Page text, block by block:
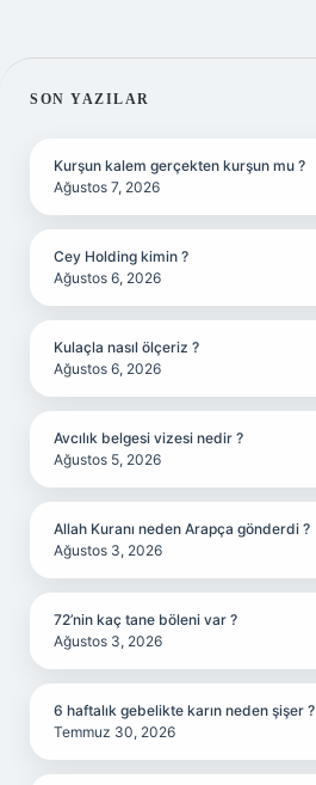
SIDEBAR
SON YAZILAR
Kurşun kalem gerçekten kurşun mu ?
Ağustos 7, 2026
Cey Holding kimin ?
Ağustos 6, 2026
Kulaçla nasıl ölçeriz ?
Ağustos 6, 2026
Avcılık belgesi vizesi nedir ?
Ağustos 5, 2026
Allah Kuranı neden Arapça gönderdi ?
Ağustos 3, 2026
72’nin kaç tane böleni var ?
Ağustos 3, 2026
6 haftalık gebelikte karın neden şişer ?
Temmuz 30, 2026